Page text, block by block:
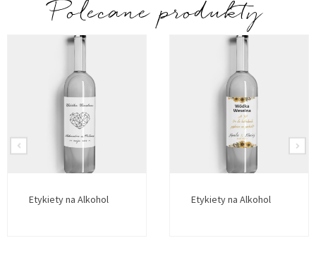
Polecane produkty
Etykiety na Alkohol Etykiety na Alkohol